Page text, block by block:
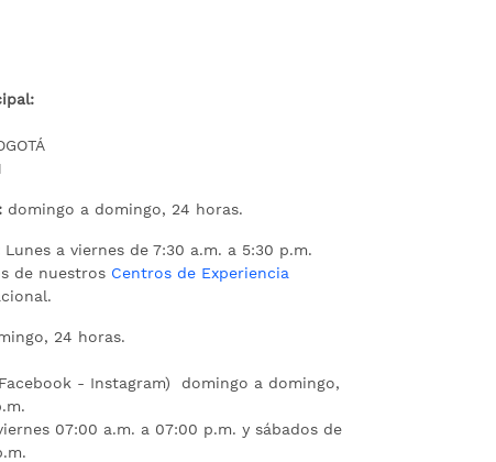
domingo a domingo, 24 horas.
Lunes a viernes de 7:30 a.m. a 5:30 p.m.
de nuestros Centros de Experiencia
24 horas.
- Instagram) domingo a domingo,
07:00 a.m. a 07:00 p.m. y sábados de